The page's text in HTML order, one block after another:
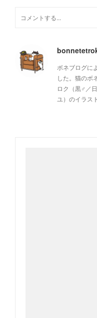
ボネブログに
した。猫のボ
ロク（黒♂／
ユ）のイラス